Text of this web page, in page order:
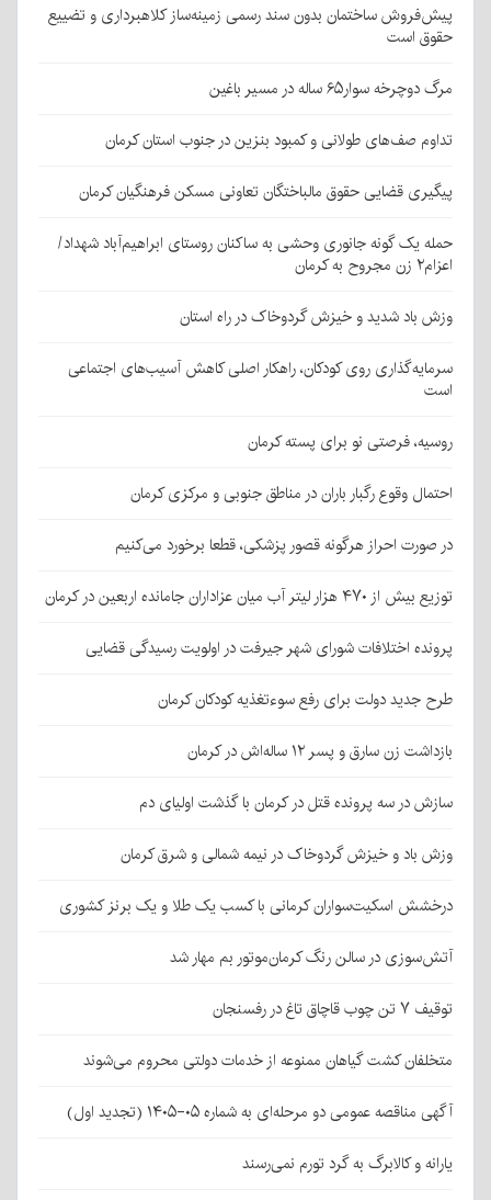
پیش‌فروش ساختمان بدون سند رسمی زمینه‌ساز کلاهبرداری و تضییع
حقوق است
مرگ دوچرخه سوار۶۵ ساله در مسیر باغین
تداوم صف‌های طولانی و کمبود بنزین در جنوب استان کرمان
پیگیری قضایی حقوق مالباختگان تعاونی مسکن فرهنگیان کرمان
حمله یک گونه جانوری وحشی به ساکنان روستای ابراهیم‌آباد شهداد/
اعزام۲ زن مجروح به کرمان
وزش باد شدید و خیزش گردوخاک در راه استان
سرمایه‌گذاری روی کودکان، راهکار اصلی کاهش آسیب‌های اجتماعی
است
روسیه، فرصتی نو برای پسته کرمان
احتمال وقوع رگبار باران در مناطق جنوبی و مرکزی کرمان
در صورت احراز هرگونه قصور پزشکی، قطعا برخورد می‌کنیم
توزیع بیش از ۴۷۰ هزار لیتر آب میان عزاداران جامانده اربعین در کرمان
پرونده اختلافات شورای شهر جیرفت در اولویت رسیدگی قضایی
طرح جدید دولت برای رفع سوءتغذیه کودکان کرمان
بازداشت زن سارق و پسر ۱۲ ساله‌اش در کرمان
سازش در سه پرونده قتل در کرمان با گذشت اولیای دم
وزش باد و خیزش گردوخاک در نیمه شمالی و شرق کرمان
درخشش اسکیت‌سواران کرمانی با کسب یک طلا و یک برنز کشوری
آتش‌سوزی در سالن رنگ کرمان‌موتور بم مهار شد
توقیف ۷ تن چوب قاچاق تاغ در رفسنجان
متخلفان کشت گیاهان ممنوعه از خدمات دولتی محروم می‌شوند
آگهی مناقصه عمومی دو مرحله‌ای به شماره ۰۵-۱۴۰۵ (تجدید اول)
یارانه و کالابرگ به گرد تورم نمی‌رسند